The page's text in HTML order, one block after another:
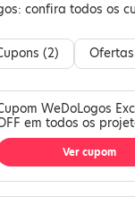
confira todos os
(2)
WeDoLogos
em todos os
Ver cupom